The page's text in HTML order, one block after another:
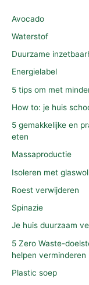
Avocado
Waterstof
Duurzame
Energielabel
5 tips om met
How to: je huis
5 gemakkelijke en
eten
Massaproductie
Isoleren met glaswol
Roest verwijderen
Spinazie
Je huis duurzaam
5 Zero Waste-
helpen verminderen
Plastic soep